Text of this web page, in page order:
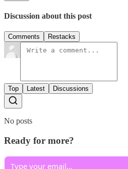
Discussion about this post
Comments Restacks
Top Latest Discussions
No posts
Ready for more?